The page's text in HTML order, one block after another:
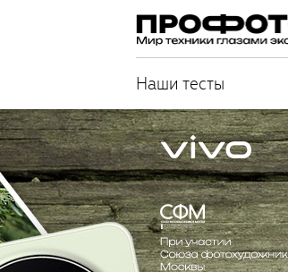
Наши тесты